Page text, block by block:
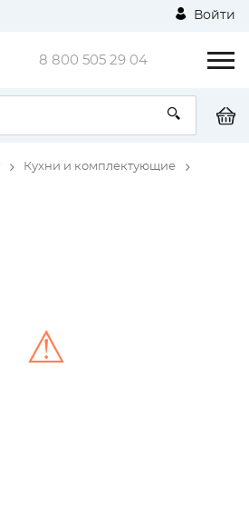
Войти
8 800 505 29 04
Кухни и комплектующие
⚠